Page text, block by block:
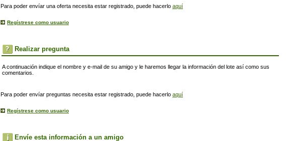
Para poder envíar una oferta necesita estar registrado, puede hacerlo aquí
Regístrese como usuario
Realizar pregunta
A continuación indique el nombre y e-mail de su amigo y le haremos llegar la información del lote así como sus
comentarios.
Para poder envíar preguntas necesita estar registrado, puede hacerlo aquí
Regístrese como usuario
Envíe esta información a un amigo